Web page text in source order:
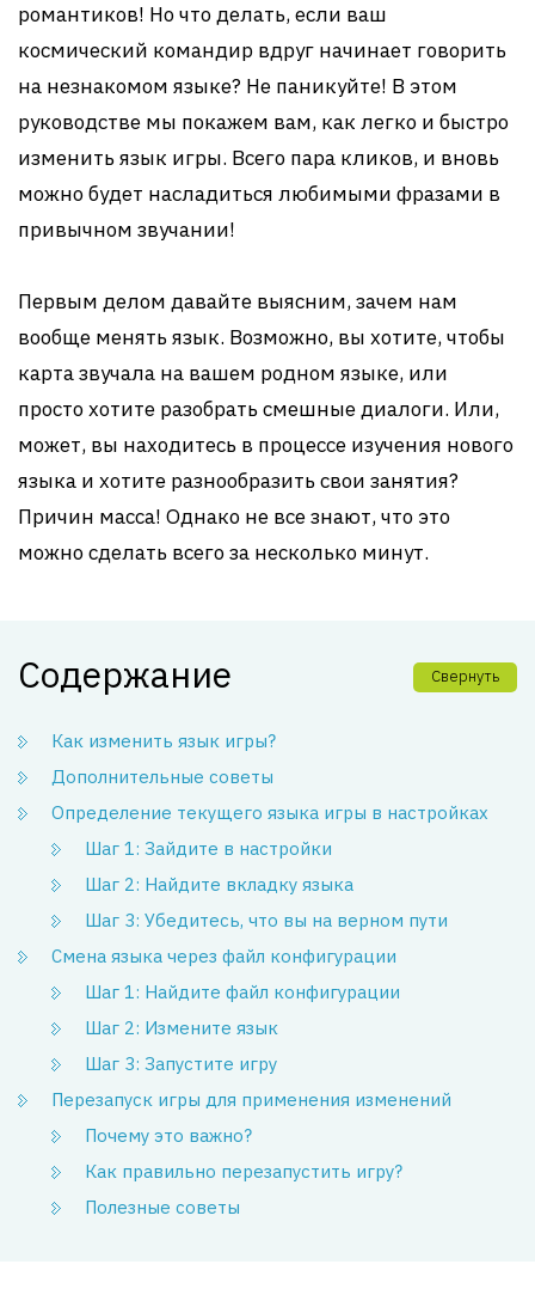
романтиков! Но что делать, если ваш
космический командир вдруг начинает говорить
на незнакомом языке? Не паникуйте! В этом
руководстве мы покажем вам, как легко и быстро
изменить язык игры. Всего пара кликов, и вновь
можно будет насладиться любимыми фразами в
привычном звучании!
Первым делом давайте выясним, зачем нам
вообще менять язык. Возможно, вы хотите, чтобы
карта звучала на вашем родном языке, или
просто хотите разобрать смешные диалоги. Или,
может, вы находитесь в процессе изучения нового
языка и хотите разнообразить свои занятия?
Причин масса! Однако не все знают, что это
можно сделать всего за несколько минут.
Содержание Свернуть
Как изменить язык игры?
Дополнительные советы
Определение текущего языка игры в настройках
Шаг 1: Зайдите в настройки
Шаг 2: Найдите вкладку языка
Шаг 3: Убедитесь, что вы на верном пути
Смена языка через файл конфигурации
Шаг 1: Найдите файл конфигурации
Шаг 2: Измените язык
Шаг 3: Запустите игру
Перезапуск игры для применения изменений
Почему это важно?
Как правильно перезапустить игру?
Полезные советы